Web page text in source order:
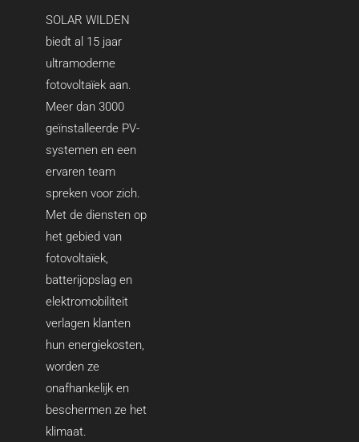
SOLAR WILDEN
biedt al 15 jaar
ultramoderne
fotovoltaïek aan.
Meer dan 3000
geïnstalleerde PV-
systemen en een
ervaren team
spreken voor zich.
Met de diensten op
het gebied van
fotovoltaïek,
batterijopslag en
elektromobiliteit
verlagen klanten
hun energiekosten,
worden ze
onafhankelijk en
beschermen ze het
klimaat.